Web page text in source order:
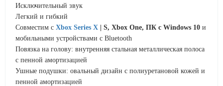
Исключительный звук
Легкий и гибкий
Совместим с Xbox Series X | S, Xbox One, ПК с Windows 10 и
мобильными устройствами с Bluetooth
Повязка на голову: внутренняя стальная металлическая полоса
с пенной амортизацией
Ушные подушки: овальный дизайн с полиуретановой кожей и
пенной амортизацией